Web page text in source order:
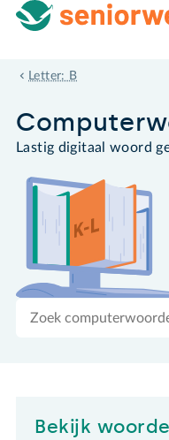
Letter: B
beveiligde pagina
Lastig digitaal woord
Zoek
Bekijk